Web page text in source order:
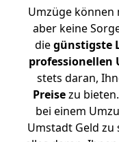
Umzüge
aber keine
diegünstigste
professionellen
stets daran,
Preisezu
bei einem
Umstadt Geld